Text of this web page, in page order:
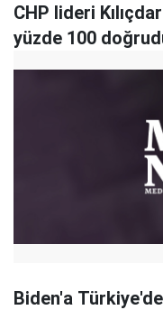
CHP lideri
yüzde 100
Biden'a